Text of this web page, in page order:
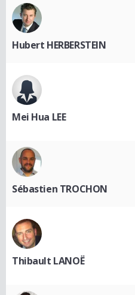
Hubert HERBERSTEIN
Mei Hua LEE
Sébastien TROCHON
Thibault LANOË